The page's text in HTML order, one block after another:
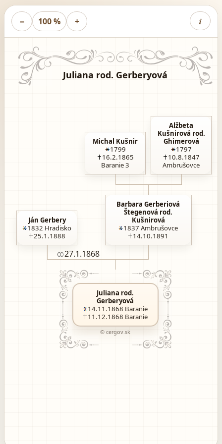
− 100 % + i
Juliana rod. Gerberyová
Ján Gerbery
1832 Hradisko
25.1.1888
Michal Kušnir
1799
16.2.1865
Baranie 3
Alžbeta
Kušnirová rod.
Ghimerová
1797
10.8.1847
Ambrušovce
Barbara Gerberiová
Štegenová rod.
Kušnirová
1837 Ambrušovce
14.10.1891
27.1.1868
Juliana rod.
Gerberyová
14.11.1868 Baranie
11.12.1868 Baranie
© cergov.sk